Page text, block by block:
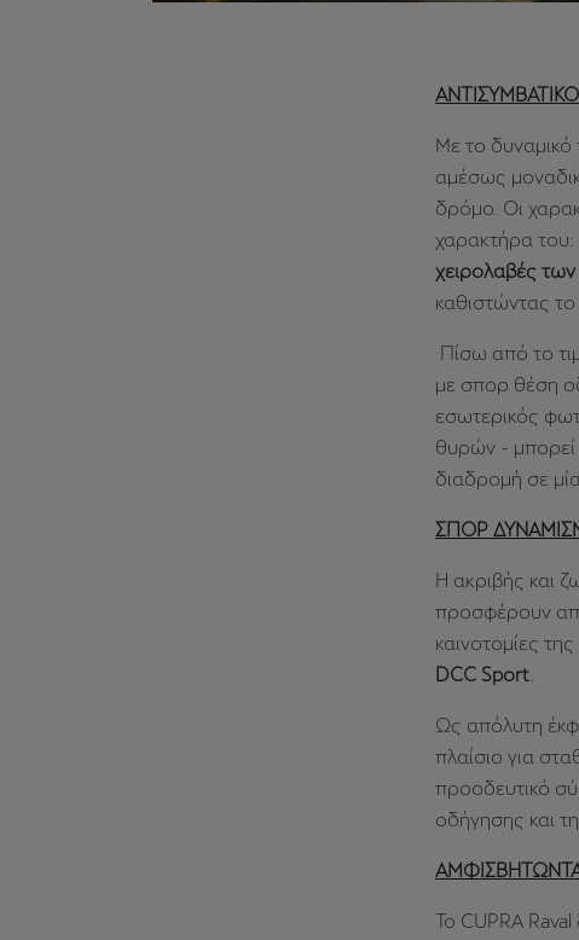
Με το δυναμικό
αμέσως
δρόμο. Οι
χαρακτήρα
χειρολαβές
καθιστώντας
Πίσω από το
με σπορ θέση
εσωτερικός
θυρών - μπορεί
διαδρομή σε
ΣΠΟΡ
Η ακριβής και
προσφέρουν
καινοτομίες
DCC Sport.
Ως απόλυτη
πλαίσιο για
προοδευτικό
οδήγησης και
Το CUPRA